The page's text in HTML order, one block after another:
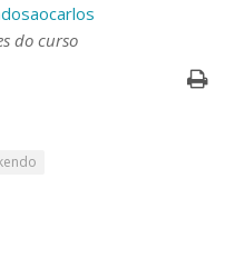
do curso